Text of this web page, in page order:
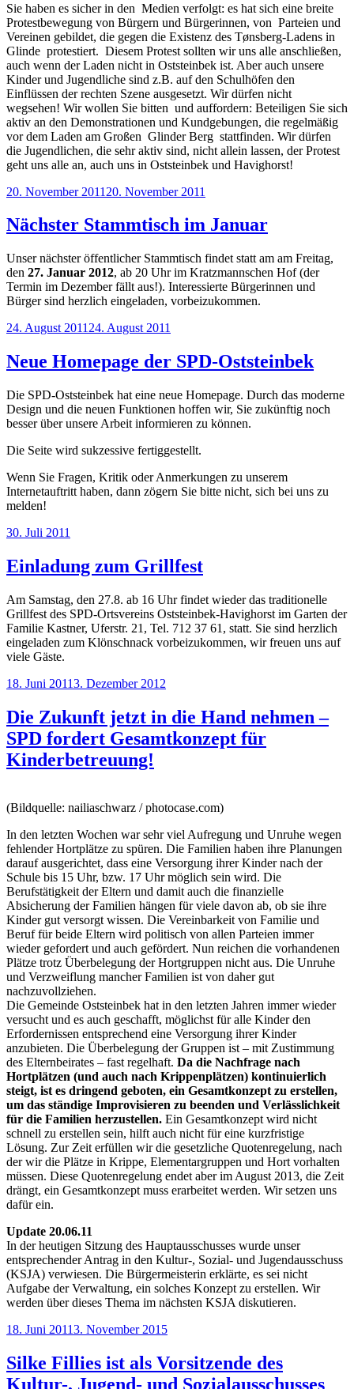
Sie haben es sicher in den Medien verfolgt: es hat sich eine breite
Protestbewegung von Bürgern und Bürgerinnen, von Parteien und
Vereinen gebildet, die gegen die Existenz des Tønsberg-Ladens in
Glinde protestiert. Diesem Protest sollten wir uns alle anschließen,
auch wenn der Laden nicht in Oststeinbek ist. Aber auch unsere
Kinder und Jugendliche sind z.B. auf den Schulhöfen den
Einflüssen der rechten Szene ausgesetzt. Wir dürfen nicht
wegsehen! Wir wollen Sie bitten und auffordern: Beteiligen Sie sich
aktiv an den Demonstrationen und Kundgebungen, die regelmäßig
vor dem Laden am Großen Glinder Berg stattfinden. Wir dürfen
die Jugendlichen, die sehr aktiv sind, nicht allein lassen, der Protest
geht uns alle an, auch uns in Oststeinbek und Havighorst!
Veröffentlicht
20. November 2011 20. November 2011
Nächster Stammtisch im Januar
Unser nächster öffentlicher Stammtisch findet statt am am Freitag,
den 27. Januar 2012, ab 20 Uhr im Kratzmannschen Hof (der
Termin im Dezember fällt aus!). Interessierte Bürgerinnen und
Bürger sind herzlich eingeladen, vorbeizukommen.
Veröffentlicht
24. August 2011 24. August 2011
Neue Homepage der SPD-Oststeinbek
Die SPD-Oststeinbek hat eine neue Homepage. Durch das moderne
Design und die neuen Funktionen hoffen wir, Sie zukünftig noch
besser über unsere Arbeit informieren zu können.
Die Seite wird sukzessive fertiggestellt.
Wenn Sie Fragen, Kritik oder Anmerkungen zu unserem
Internetauftritt haben, dann zögern Sie bitte nicht, sich bei uns zu
melden!
Veröffentlicht
30. Juli 2011
Einladung zum Grillfest
Am Samstag, den 27.8. ab 16 Uhr findet wieder das traditionelle
Grillfest des SPD-Ortsvereins Oststeinbek-Havighorst im Garten der
Familie Kastner, Uferstr. 21, Tel. 712 37 61, statt. Sie sind herzlich
eingeladen zum Klönschnack vorbeizukommen, wir freuen uns auf
viele Gäste.
Veröffentlicht
18. Juni 20113. Dezember 2012
Die Zukunft jetzt in die Hand nehmen –
SPD fordert Gesamtkonzept für
Kinderbetreuung!
(Bildquelle: nailiaschwarz / photocase.com)
In den letzten Wochen war sehr viel Aufregung und Unruhe wegen
fehlender Hortplätze zu spüren. Die Familien haben ihre Planungen
darauf ausgerichtet, dass eine Versorgung ihrer Kinder nach der
Schule bis 15 Uhr, bzw. 17 Uhr möglich sein wird. Die
Berufstätigkeit der Eltern und damit auch die finanzielle
Absicherung der Familien hängen für viele davon ab, ob sie ihre
Kinder gut versorgt wissen. Die Vereinbarkeit von Familie und
Beruf für beide Eltern wird politisch von allen Parteien immer
wieder gefordert und auch gefördert. Nun reichen die vorhandenen
Plätze trotz Überbelegung der Hortgruppen nicht aus. Die Unruhe
und Verzweiflung mancher Familien ist von daher gut
nachzuvollziehen.
Die Gemeinde Oststeinbek hat in den letzten Jahren immer wieder
versucht und es auch geschafft, möglichst für alle Kinder den
Erfordernissen entsprechend eine Versorgung ihrer Kinder
anzubieten. Die Überbelegung der Gruppen ist – mit Zustimmung
des Elternbeirates – fast regelhaft. Da die Nachfrage nach
Hortplätzen (und auch nach Krippenplätzen) kontinuierlich
steigt, ist es dringend geboten, ein Gesamtkonzept zu erstellen,
um das ständige Improvisieren zu beenden und Verlässlichkeit
für die Familien herzustellen. Ein Gesamtkonzept wird nicht
schnell zu erstellen sein, hilft auch nicht für eine kurzfristige
Lösung. Zur Zeit erfüllen wir die gesetzliche Quotenregelung, nach
der wir die Plätze in Krippe, Elementargruppen und Hort vorhalten
müssen. Diese Quotenregelung endet aber im August 2013, die Zeit
drängt, ein Gesamtkonzept muss erarbeitet werden. Wir setzen uns
dafür ein.
Update 20.06.11
In der heutigen Sitzung des Hauptausschusses wurde unser
entsprechender Antrag in den Kultur-, Sozial- und Jugendausschuss
(KSJA) verwiesen. Die Bürgermeisterin erklärte, es sei nicht
Aufgabe der Verwaltung, ein solches Konzept zu erstellen. Wir
werden über dieses Thema im nächsten KSJA diskutieren.
Veröffentlicht
18. Juni 20113. November 2015
Silke Fillies ist als Vorsitzende des
Kultur-, Jugend- und Sozialausschusses